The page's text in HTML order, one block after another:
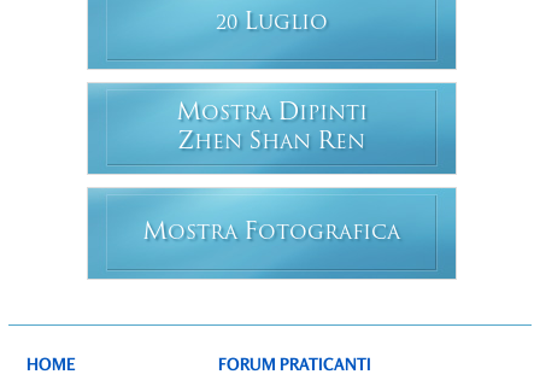
20 LUGLIO
MOSTRA DIPINTI
ZHEN SHAN REN
MOSTRA FOTOGRAFICA
HOME
FORUM PRATICANTI